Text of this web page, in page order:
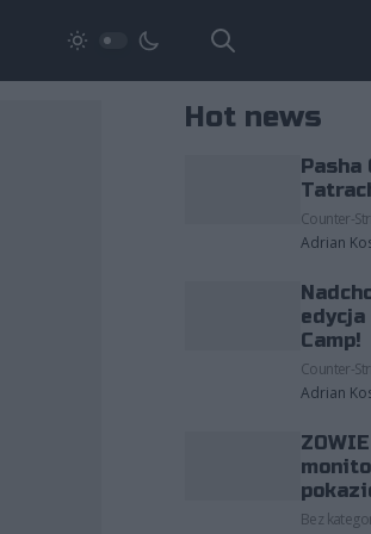
Hot news
Pasha
Counter-
Adrian
edycja
Camp!
Counter-
Adrian
Bez